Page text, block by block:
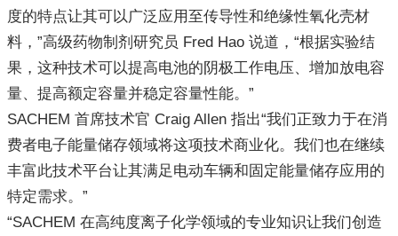
度的特点让其可以广泛应用至传导性和绝缘性氧化壳材
料，”高级药物制剂研究员 Fred Hao 说道，“根据实验结
果，这种技术可以提高电池的阴极工作电压、增加放电容
量、提高额定容量并稳定容量性能。”
SACHEM 首席技术官 Craig Allen 指出“我们正致力于在消
费者电子能量储存领域将这项技术商业化。我们也在继续
丰富此技术平台让其满足电动车辆和固定能量储存应用的
特定需求。”
“SACHEM 在高纯度离子化学领域的专业知识让我们创造